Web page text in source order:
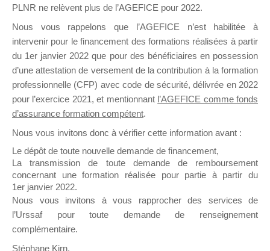
Ce groupe est destiné aux Organismes de
Formation qui souhaitent répondre à l’Appel à
Propositions Mallette du Dirigeant.
Ce groupe propose un forum dédié au support
sur lequel il est possible de laisser un message
ou poser une question.
NB : Il est nécessaire d’être
pouvoir rejoindre ce groupe
PLNR ne relèvent plus de l’AGEFICE pour 2022.
Nous vous rappelons que l’AGEFICE n’est habilitée à
intervenir pour le financement des formations réalisées à partir
du 1er janvier 2022 que pour des bénéficiaires en possession
d’une attestation de versement de la contribution à la formation
professionnelle (CFP) avec code de sécurité, délivrée en 2022
pour l’exercice 2021, et mentionnant l’AGEFICE comme fonds
d’assurance formation compétent.
Nous vous invitons donc à vérifier cette information avant :
Le dépôt de toute nouvelle demande de financement,
La transmission de toute demande de remboursement
concernant une formation réalisée pour partie à partir du
1er janvier 2022.
Nous vous invitons à vous rapprocher des services de
l’Urssaf pour toute demande de renseignement
complémentaire.
Stéphane Kirn,